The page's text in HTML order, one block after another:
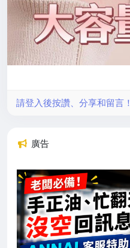
請登入後按讚、分享和留言！
廣告